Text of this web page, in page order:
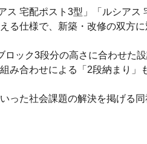
宅配ポスト3型」「ルシア
仕様で、新築・改修の双方に
ック3段分の高さに合わせた
合わせによる「2段納まり」
た社会課題の解決を掲げる